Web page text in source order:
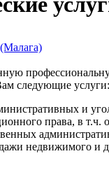
следующие услуги:
и
права, в т.ч.
недвижимого и